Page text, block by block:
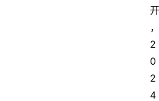
开
，
2
0
2
4